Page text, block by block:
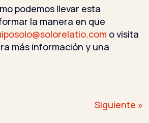
podemos llevar esta
la manera en que
o visita
más información y una
Siguiente »